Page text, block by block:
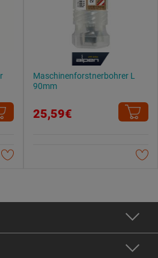
Maschinenforstnerbohrer L
90mm
25,59€